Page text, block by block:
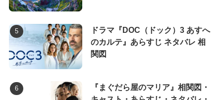
ドラマ『DOC（ドック）3 あすへ
のカルテ』あらすじ ネタバレ 相
関図
『まぐだら屋のマリア』相関図・